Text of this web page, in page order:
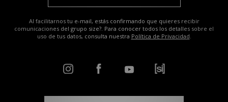
Al facilitarnos tu e-mail, estás confirmando que quieres recibir
comunicaciones del grupo size?. Para conocer todos los detalles sobre el
uso de tus datos, consulta nuestra Política de Privacidad.